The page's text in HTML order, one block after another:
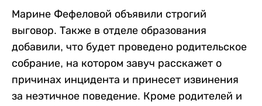
Марине Фефеловой объявили строгий
выговор. Также в отделе образования
добавили, что будет проведено родительское
собрание, на котором завуч расскажет о
причинах инцидента и принесет извинения
за неэтичное поведение. Кроме родителей и